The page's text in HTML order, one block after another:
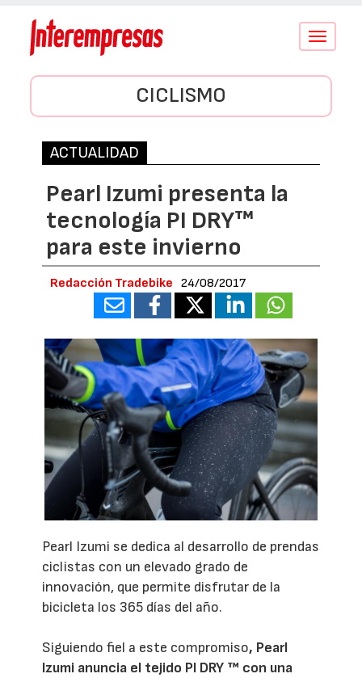
Conmutar
CICLISMO
ACTUALIDAD
Pearl Izumi presenta la
tecnología PI DRY™
para este invierno
Redacción Tradebike 24/08/2017
Pearl Izumi se dedica al desarrollo de prendas
ciclistas con un elevado grado de
innovación, que permite disfrutar de la
bicicleta los 365 días del año.
Siguiendo fiel a este compromiso, Pearl
Izumi anuncia el tejido PI DRY ™ con una